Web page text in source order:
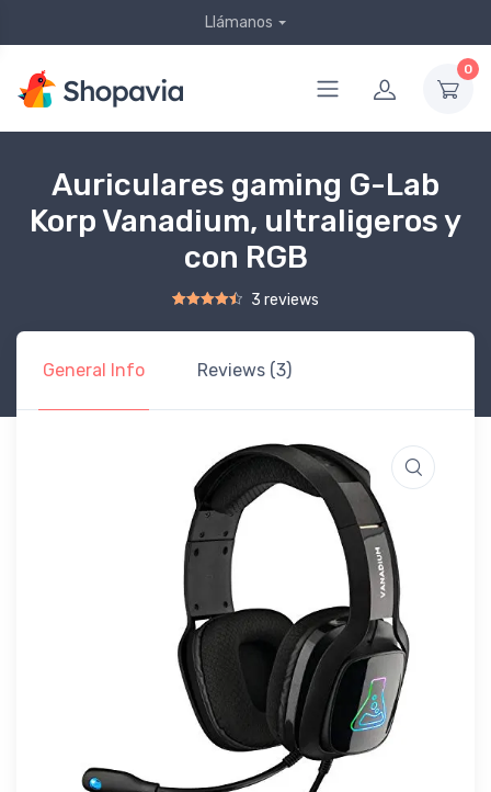
Llámanos
0
Auriculares gaming G-Lab
Korp Vanadium, ultraligeros y
con RGB
Rated4.50out of 5 based on
2 customer ratings
3 reviews
General Info Reviews (3)